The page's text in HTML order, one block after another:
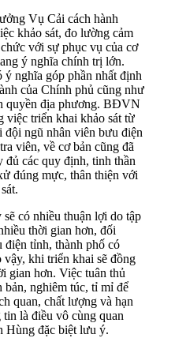
Vụ Cải cách hành
khảo sát, đo lường cảm
với sự phục vụ của cơ
ý nghĩa chính trị lớn.
ý nghĩa góp phần nhất định
của Chính phủ cũng như
quyền địa phương. BĐVN
việc triển khai khảo sát từ
ngũ nhân viên bưu điện
viên, về cơ bản cũng đã
đủ các quy định, tinh thần
đúng mực, thân thiện với
có nhiều thuận lợi do tập
thời gian hơn, đối
điện tỉnh, thành phố có
khi triển khai sẽ đồng
gian hơn. Việc tuân thủ
nghiêm túc, tỉ mỉ để
quan, chất lượng và hạn
tin là điều vô cùng quan
Hùng đặc biệt lưu ý.